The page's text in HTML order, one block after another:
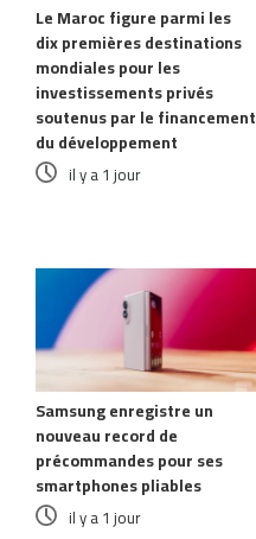
Le Maroc figure parmi les
dix premières destinations
mondiales pour les
investissements privés
soutenus par le financement
du développement
il y a 1 jour
Samsung enregistre un
nouveau record de
précommandes pour ses
smartphones pliables
il y a 1 jour